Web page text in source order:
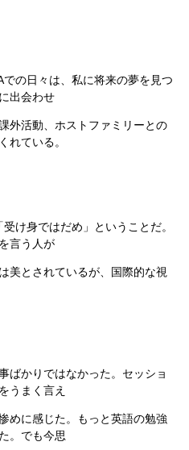
の日々は、私に将来の夢を見つ
出会わせ
外活動、ホストファミリーとの
れている。
け身ではだめ」ということだ。
言う人が
美とされているが、国際的な視
ばかりではなかった。セッショ
うまく言え
めに感じた。もっと英語の勉強
。でも今思